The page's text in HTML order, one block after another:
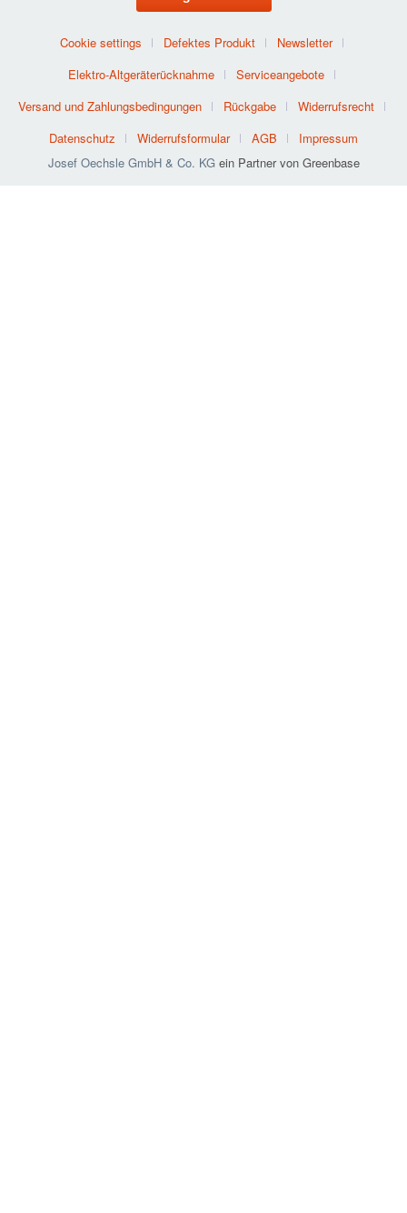
Cookie settings Defektes Produkt
Newsletter
Elektro-Altgeräterücknahme
Serviceangebote
Versand und Zahlungsbedingungen
Rückgabe
Widerrufsrecht
Datenschutz
Widerrufsformular AGB
Impressum
Josef Oechsle GmbH & Co. KG ein Partner von Greenbase